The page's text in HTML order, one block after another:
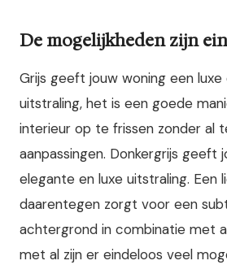
De mogelijkheden zijn
Grijs geeft jouw woning een luxe
uitstraling, het is een goede
interieur op te frissen zonder al
aanpassingen. Donkergrijs geeft
elegante en luxe uitstraling. Een
daarentegen zorgt voor een
achtergrond in combinatie met
met al zijn er eindeloos veel